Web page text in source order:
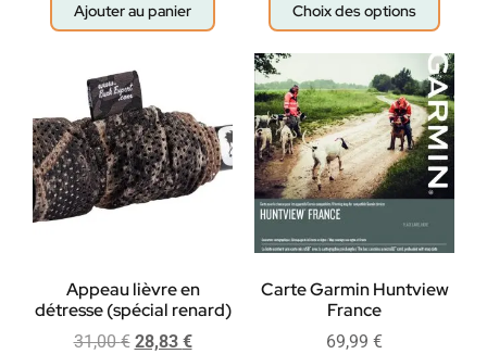
Ajouter au panier Choix des options
Appeau lièvre en
détresse (spécial renard)
31,00€ 28,83 €
Carte Garmin Huntview
France
69,99 €